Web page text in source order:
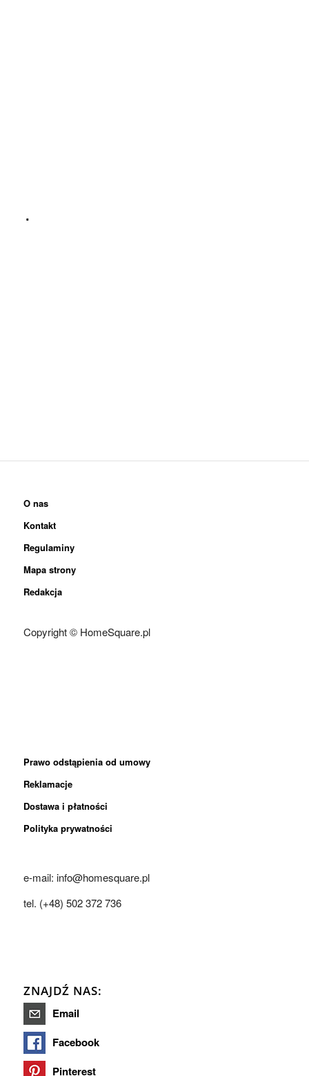
O nas
Kontakt
Regulaminy
Mapa strony
Redakcja
Copyright © HomeSquare.pl
Prawo odstąpienia od umowy
Reklamacje
Dostawa i płatności
Polityka prywatności
e-mail: info@homesquare.pl
tel. (+48) 502 372 736
ZNAJDŹ NAS:
Email
Facebook
Pinterest